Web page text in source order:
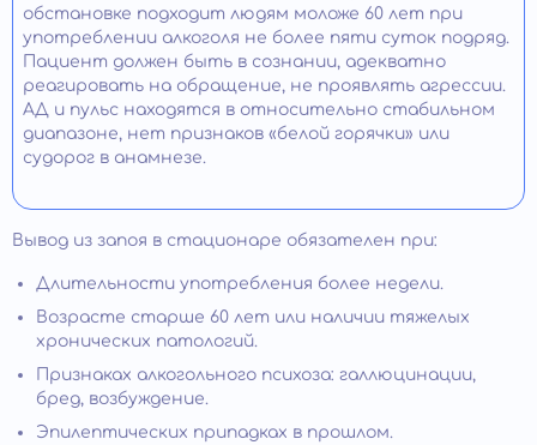
обстановке подходит людям моложе 60 лет при
употреблении алкоголя не более пяти суток подряд.
Пациент должен быть в сознании, адекватно
реагировать на обращение, не проявлять агрессии.
АД и пульс находятся в относительно стабильном
диапазоне, нет признаков «белой горячки» или
судорог в анамнезе.
Вывод из запоя в стационаре обязателен при:
Длительности употребления более недели.
Возрасте старше 60 лет или наличии тяжелых
хронических патологий.
Признаках алкогольного психоза: галлюцинации,
бред, возбуждение.
Эпилептических припадках в прошлом.